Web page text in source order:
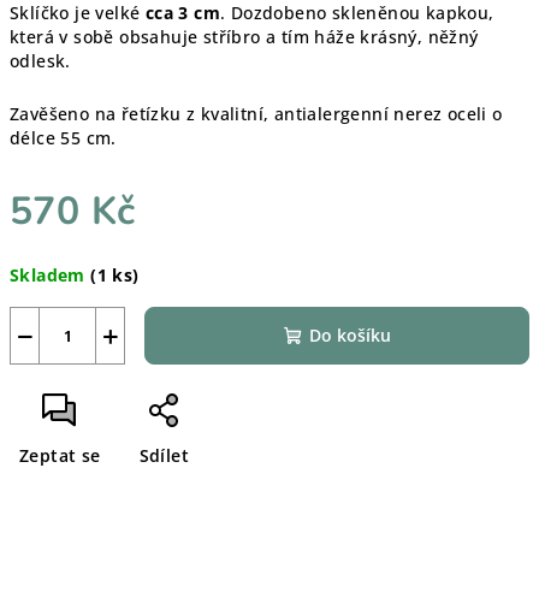
Sklíčko je velké cca 3 cm. Dozdobeno skleněnou kapkou,
která v sobě obsahuje stříbro a tím háže krásný, něžný
odlesk.
Zavěšeno na řetízku z kvalitní, antialergenní nerez oceli o
délce 55 cm.
570 Kč
cena:
Skladem(1 ks)
+
− Do košíku
Zeptat se Sdílet